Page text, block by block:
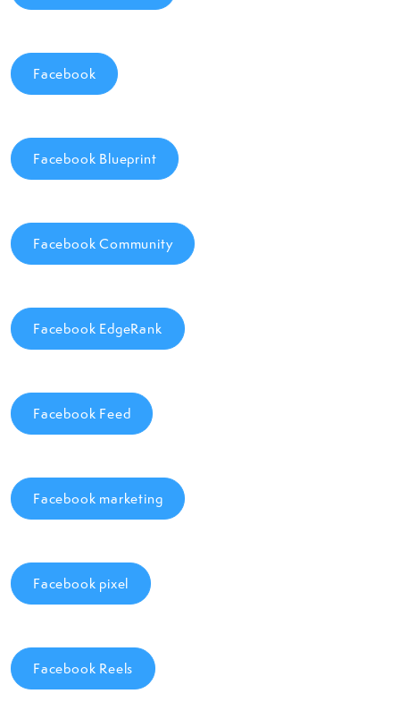
Facebook
Facebook Blueprint
Facebook Community
Facebook EdgeRank
Facebook Feed
Facebook marketing
Facebook pixel
Facebook Reels